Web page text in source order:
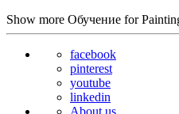
Show more Обучение for
facebook
pinterest
youtube
linkedin
About us